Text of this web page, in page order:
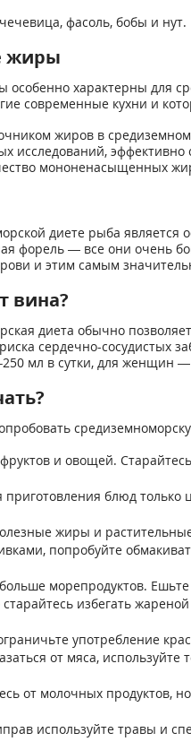
фасоль, бобы и нут.
жиры
особенно характерны для
современные кухни и
жиров в
исследований,
мононенасыщенных
диете рыба
форель — все они очень
и этим самым
вина?
диета обычно
сердечно-сосудистых
мл в сутки, для женщин
и овощей.
блюд
жиры и
попробуйте
морепродуктов.
избегать
употребление
от мяса,
от молочных продуктов,
используйте травы и